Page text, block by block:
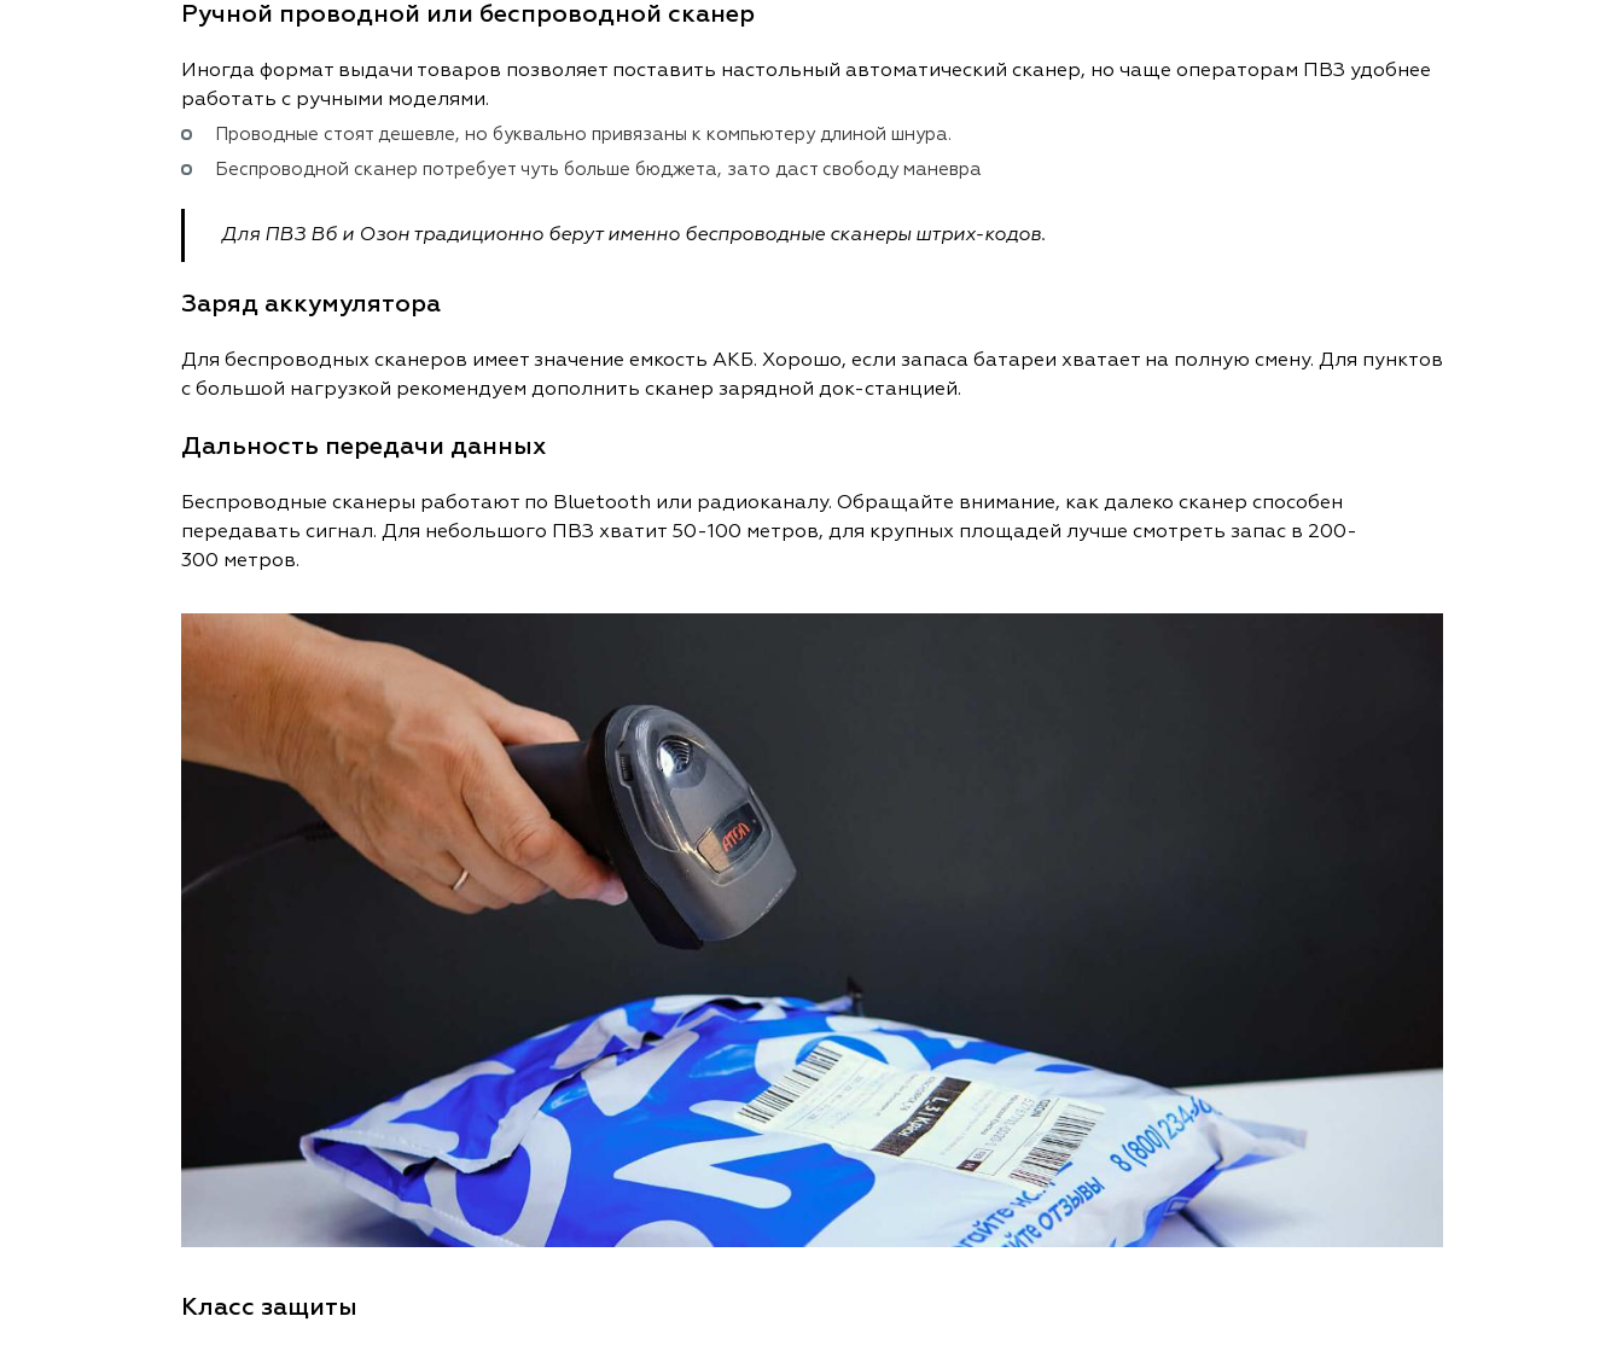
Ручной проводной или беспроводной сканер
Иногда формат выдачи товаров позволяет поставить настольный автоматический сканер, но чаще операторам ПВЗ удобнее
работать с ручными моделями.
Проводные стоят дешевле, но буквально привязаны к компьютеру длиной шнура.
Беспроводной сканер потребует чуть больше бюджета, зато даст свободу маневра
Для ПВЗ Вб и Озон традиционно берут именно беспроводные сканеры штрих-кодов.
Заряд аккумулятора
Для беспроводных сканеров имеет значение емкость АКБ. Хорошо, если запаса батареи хватает на полную смену. Для пунктов
с большой нагрузкой рекомендуем дополнить сканер зарядной док-станцией.
Дальность передачи данных
Беспроводные сканеры работают по Bluetooth или радиоканалу. Обращайте внимание, как далеко сканер способен
передавать сигнал. Для небольшого ПВЗ хватит 50-100 метров, для крупных площадей лучше смотреть запас в 200-
300 метров.
Класс защиты